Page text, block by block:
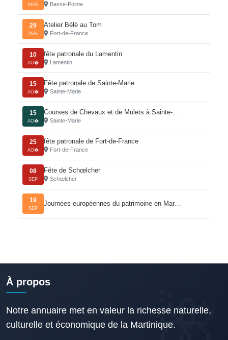
MAR Basse-Pointe
29
AVR
Atelier Bélè au Tom
Fort-de-France
10
AO�
fête patronale du Lamentin
Lamentin
15
AO�
Fête patronale de Sainte-Marie
Sainte-Marie
15
AO�
Courses de Chevaux et de Mulets à Sainte-…
Sainte-Marie
25
AO�
fête patronale de Fort-de-France
Fort-de-France
08
SEP
Fête de Schœlcher
Schœlcher
19
SEP
Journées européennes du patrimoine en Mar…
À propos
Notre annuaire met en valeur la richesse naturelle,
culturelle et économique de la Martinique.